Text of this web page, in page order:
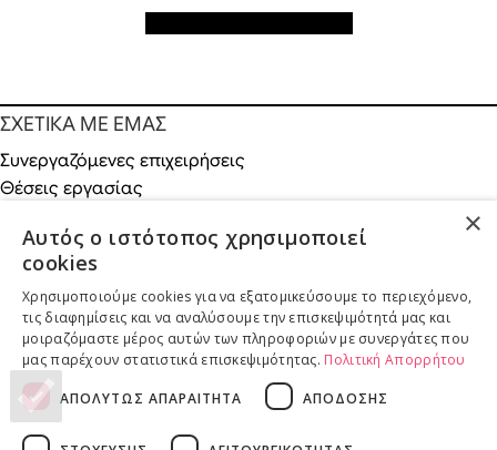
ΣΧΕΤΙΚΑ ΜΕ ΕΜΑΣ
Συνεργαζόμενες επιχειρήσεις
Θέσεις εργασίας
Κοινωνικές δράσεις
ONLINE ΑΓΟΡΕΣ
Επιστροφές προϊόντων
Παραδόσεις προϊόντων
×
Αυτός ο ιστότοπος χρησιμοποιεί
cookies
Χρησιμοποιούμε cookies για να εξατομικεύσουμε το περιεχόμενο,
τις διαφημίσεις και να αναλύσουμε την επισκεψιμότητά μας και
μοιραζόμαστε μέρος αυτών των πληροφοριών με συνεργάτες που
μας παρέχουν στατιστικά επισκεψιμότητας. Πολιτική Απορρήτου
ΑΠΟΛΥΤΩΣ ΑΠΑΡΑΙΤΗΤΑ ΑΠΟΔΟΣΗΣ